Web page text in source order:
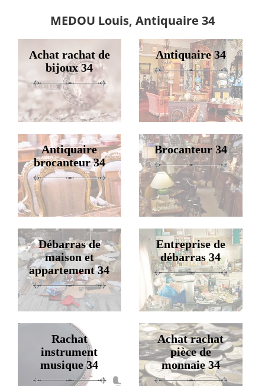
MEDOU Louis, Antiquaire 34
Achat rachat de
bijoux 34
Antiquaire 34
Antiquaire
brocanteur 34
Brocanteur 34
Débarras de
maison et
appartement 34
Entreprise de
débarras 34
Rachat
instrument
musique 34
Achat rachat
pièce de
monnaie 34